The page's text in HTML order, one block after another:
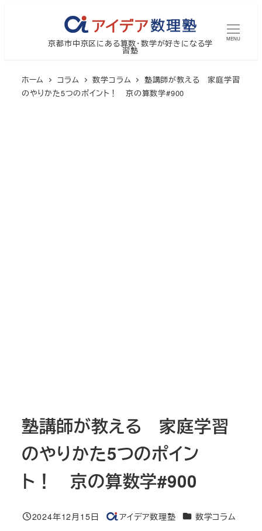
京都市中京区にある算数・数学が好きになる学
習塾
MENU
ホーム コラム 数学コラム
塾講師が教える 家庭学習
のやりかた5つのポイント！ 京の算数学#900
塾講師が教える 家庭学習
のやりかた5つのポイン
ト！ 京の算数学#900
投稿日
2024年12月15日
著
アイデア数理塾 カテゴリー
数学コラム